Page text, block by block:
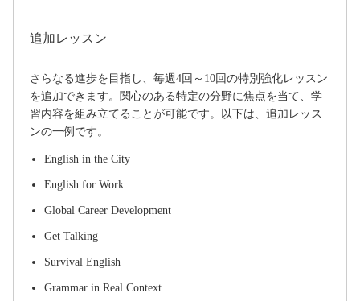
追加レッスン
さらなる進歩を目指し、毎週4回～10回の特別強化レッスン
を追加できます。関心のある特定の分野に焦点を当て、学
習内容を組み立てることが可能です。以下は、追加レッス
ンの一例です。
English in the City
English for Work
Global Career Development
Get Talking
Survival English
Grammar in Real Context